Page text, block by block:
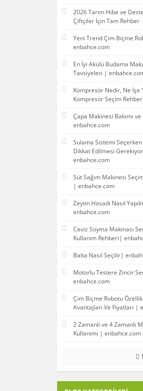
2026 Tarım Hibe ve
Çiftçiler İçin Tam Rehber
Yeni Trend Çim Biçme
enbahce.com
En İyi Akülü Budama
Tavsiyeleri |
Kompresör Nedir, Ne İşe
Kompresör Seçim Rehberi
Çapa Makinesi Bakımı ve
enbahce.com
Sulama Sistemi
Dikkat Edilmesi
enbahce.com
Süt Sağım Makinesi
| enbahce.com
Zeytin Hasadı Nasıl
enbahce.com
Ceviz Soyma Makinası
Kullanım Rehberi|
Balta Nasıl Seçilir|
Motorlu Testere Zincir
enbahce.com
Çim Biçme Robotu
Avantajları Ve Fiyatları |
2 Zamanlı ve 4 Zamanlı
Kullanımı | enbahce.com